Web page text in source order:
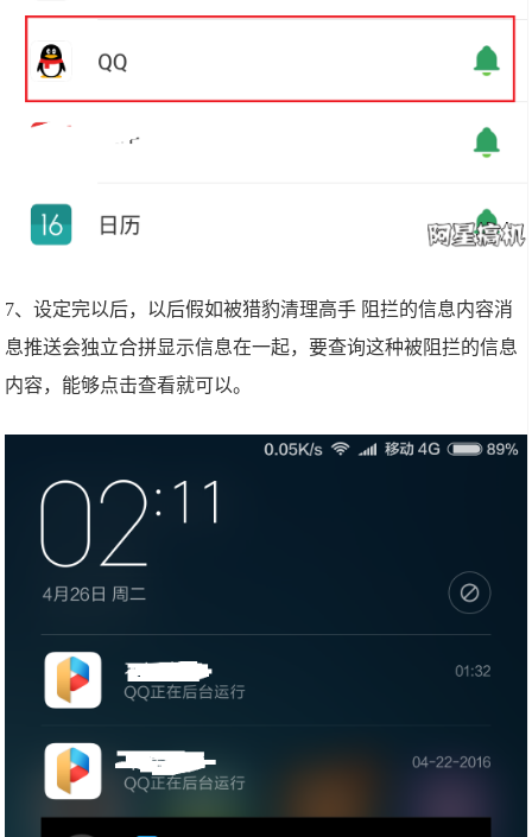
7、设定完以后，以后假如被猎豹清理高手 阻拦的信息内容消
息推送会独立合拼显示信息在一起，要查询这种被阻拦的信息
内容，能够点击查看就可以。